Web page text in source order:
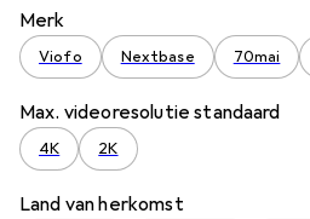
Merk
Viofo Nextbase 70mai
Max. videoresolutie standaard
4K 2K
Land van herkomst